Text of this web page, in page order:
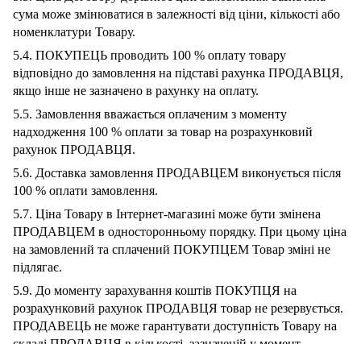
сума може змінюватися в залежності від ціни, кількості або
номенклатури Товару.
5.4. ПОКУПЕЦЬ проводить 100 % оплату товару
відповідно до замовлення на підставі рахунка ПРОДАВЦЯ,
якщо інше не зазначено в рахунку на оплату.
5.5. Замовлення вважається оплаченим з моменту
надходження 100 % оплати за товар на розрахунковий
рахунок ПРОДАВЦЯ.
5.6. Доставка замовлення ПРОДАВЦЕМ виконується після
100 % оплати замовлення.
5.7. Ціна Товару в Інтернет-магазині може бути змінена
ПРОДАВЦЕМ в односторонньому порядку. При цьому ціна
на замовлений та сплачений ПОКУПЦЕМ Товар зміні не
підлягає.
5.9. До моменту зарахування коштів ПОКУПЦЯ на
розрахунковий рахунок ПРОДАВЦЯ товар не резервується.
ПРОДАВЕЦЬ не може гарантувати доступність Товару на